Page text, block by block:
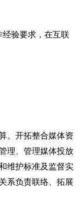
验要求，在互联
。开拓整合媒体资
理、管理媒体投放
维护标准及监督实
系负责联络、拓展